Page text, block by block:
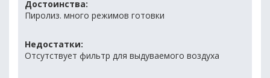
Достоинства:
Пиролиз. много режимов готовки
Недостатки:
Отсутствует фильтр для выдуваемого воздуха